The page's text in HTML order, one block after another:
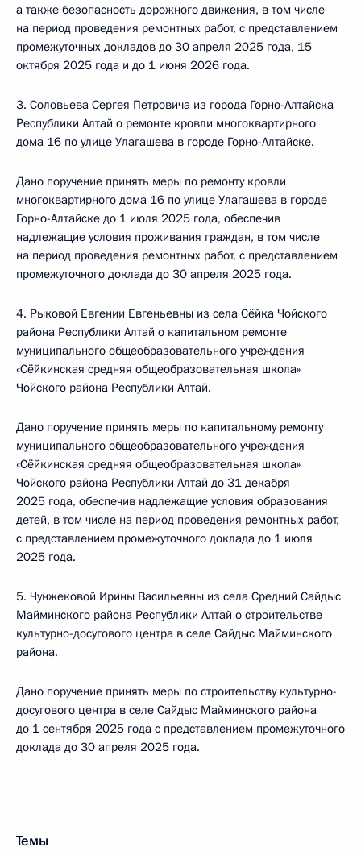
а также безопасность дорожного движения, в том числе
на период проведения ремонтных работ, с представлением
промежуточных докладов до 30 апреля 2025 года, 15
октября 2025 года и до 1 июня 2026 года.
3. Соловьева Сергея Петровича из города Горно-Алтайска
Республики Алтай о ремонте кровли многоквартирного
дома 16 по улице Улагашева в городе Горно-Алтайске.
Дано поручение принять меры по ремонту кровли
многоквартирного дома 16 по улице Улагашева в городе
Горно-Алтайске до 1 июля 2025 года, обеспечив
надлежащие условия проживания граждан, в том числе
на период проведения ремонтных работ, с представлением
промежуточного доклада до 30 апреля 2025 года.
4. Рыковой Евгении Евгеньевны из села Сёйка Чойского
района Республики Алтай о капитальном ремонте
муниципального общеобразовательного учреждения
«Сёйкинская средняя общеобразовательная школа»
Чойского района Республики Алтай.
Дано поручение принять меры по капитальному ремонту
муниципального общеобразовательного учреждения
«Сёйкинская средняя общеобразовательная школа»
Чойского района Республики Алтай до 31 декабря
2025 года, обеспечив надлежащие условия образования
детей, в том числе на период проведения ремонтных работ,
с представлением промежуточного доклада до 1 июля
2025 года.
5. Чунжековой Ирины Васильевны из села Средний Сайдыс
Майминского района Республики Алтай о строительстве
культурно-досугового центра в селе Сайдыс Майминского
района.
Дано поручение принять меры по строительству культурно-
досугового центра в селе Сайдыс Майминского района
до 1 сентября 2025 года с представлением промежуточного
доклада до 30 апреля 2025 года.
Темы